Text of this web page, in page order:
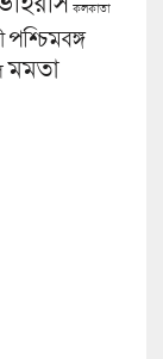
কলকাতা
পশ্চিমবঙ্গ
মমতা